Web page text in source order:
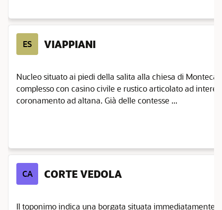
ES VIAPPIANI
Nucleo situato ai piedi della salita alla chiesa di
complesso con casino civile e rustico articolato ad
coronamento ad altana. Già delle contesse ...
CA CORTE VEDOLA
Il toponimo indica una borgata situata immediatamente